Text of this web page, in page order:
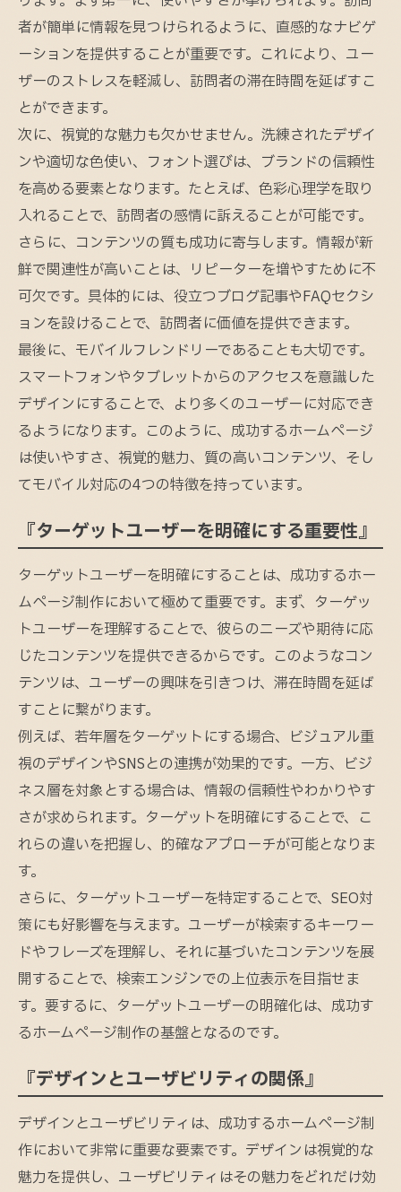
者が簡単に情報を見つけられるように、直感的なナビゲ
ーションを提供することが重要です。これにより、ユー
ザーのストレスを軽減し、訪問者の滞在時間を延ばすこ
とができます。
次に、視覚的な魅力も欠かせません。洗練されたデザイ
ンや適切な色使い、フォント選びは、ブランドの信頼性
を高める要素となります。たとえば、色彩心理学を取り
入れることで、訪問者の感情に訴えることが可能です。
さらに、コンテンツの質も成功に寄与します。情報が新
鮮で関連性が高いことは、リピーターを増やすために不
可欠です。具体的には、役立つブログ記事やFAQセクシ
ョンを設けることで、訪問者に価値を提供できます。
最後に、モバイルフレンドリーであることも大切です。
スマートフォンやタブレットからのアクセスを意識した
デザインにすることで、より多くのユーザーに対応でき
るようになります。このように、成功するホームページ
は使いやすさ、視覚的魅力、質の高いコンテンツ、そし
てモバイル対応の4つの特徴を持っています。
『ターゲットユーザーを明確にする重要性』
ターゲットユーザーを明確にすることは、成功するホー
ムページ制作において極めて重要です。まず、ターゲッ
トユーザーを理解することで、彼らのニーズや期待に応
じたコンテンツを提供できるからです。このようなコン
テンツは、ユーザーの興味を引きつけ、滞在時間を延ば
すことに繋がります。
例えば、若年層をターゲットにする場合、ビジュアル重
視のデザインやSNSとの連携が効果的です。一方、ビジ
ネス層を対象とする場合は、情報の信頼性やわかりやす
さが求められます。ターゲットを明確にすることで、こ
れらの違いを把握し、的確なアプローチが可能となりま
す。
さらに、ターゲットユーザーを特定することで、SEO対
策にも好影響を与えます。ユーザーが検索するキーワー
ドやフレーズを理解し、それに基づいたコンテンツを展
開することで、検索エンジンでの上位表示を目指せま
す。要するに、ターゲットユーザーの明確化は、成功す
るホームページ制作の基盤となるのです。
『デザインとユーザビリティの関係』
デザインとユーザビリティは、成功するホームページ制
作において非常に重要な要素です。デザインは視覚的な
魅力を提供し、ユーザビリティはその魅力をどれだけ効